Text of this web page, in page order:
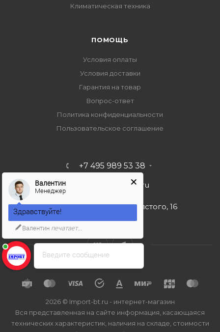
Климатическая техника
ПОМОЩЬ
Условия оплаты
Условия доставки
Гарантия на товар
Вопрос-ответ
Политика конфиденциальности
Пользовательское соглашение
+7 495 989 53 38
import-bt@bk.ru
г. Москва, ул. Льва Толстого, 16
2026 © Import-bt.ru - интернет-магазин
Вся представленная на сайте информация, касающаяся
технических характеристик, наличия на складе, стоимости
Введите сообщение
Валентин
Менеджер
Здравствуйте!
Валентин печатает...